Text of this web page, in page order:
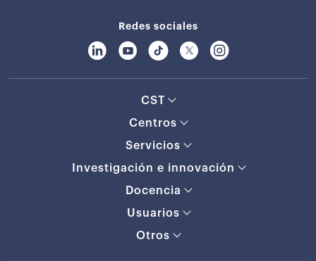
Redes sociales
CST
Centros
Servicios
Investigación e innovación
Docencia
Usuarios
Otros